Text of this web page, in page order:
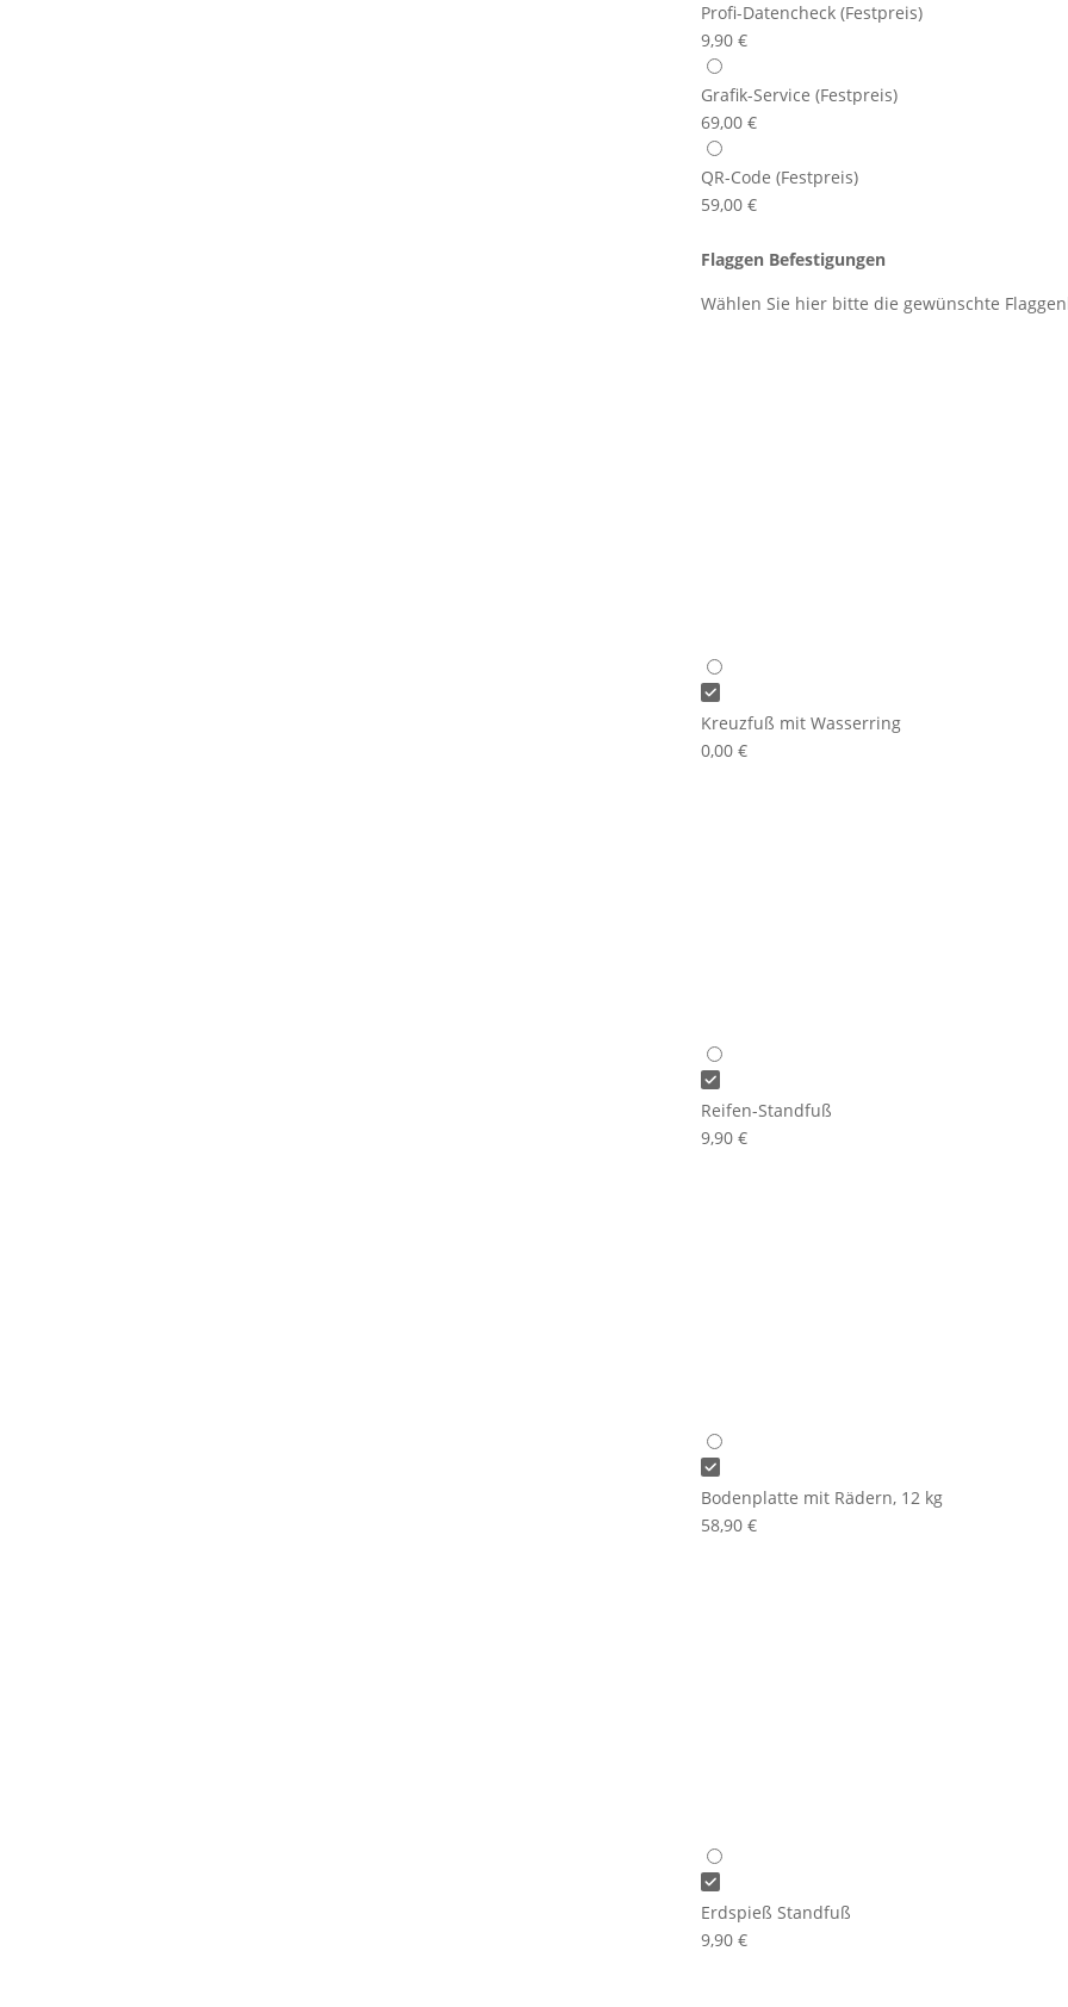
Profi-Datencheck (Festpreis)
9,90€
Grafik-Service (Festpreis)
69,00€
QR-Code (Festpreis)
59,00€
Flaggen Befestigungen
Wählen Sie hier bitte die gewünschte
Kreuzfuß mit Wasserring
0,00€
Reifen-Standfuß
9,90€
Bodenplatte mit Rädern, 12 kg
58,90€
Erdspieß Standfuß
9,90€